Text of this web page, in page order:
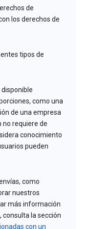
de
los derechos de
tipos de
como una
de una empresa
no requiere de
conocimiento
pueden
como
nuestros
más información
consulta la sección
con un